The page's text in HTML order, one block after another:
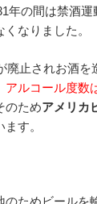
年の間は禁酒運
なりました。
廃止されお酒を
アルコール度数
のためアメリカ
す。
のためビールを